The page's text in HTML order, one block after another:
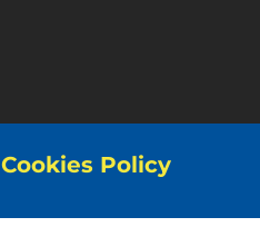
Cookies Policy